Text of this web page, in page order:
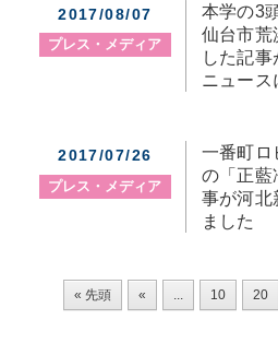
2017/08/07
プレス・メディア
本学の3
仙台市荒
した記
ニュース
2017/07/26
プレス・メディア
一番町ロ
の「正藍
事が河北
ました
« 先頭 « ... 10 20